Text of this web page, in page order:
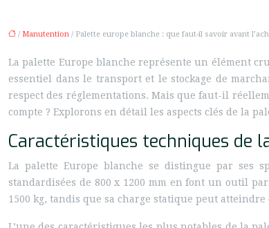
/ Manutention / Palette europe blanche : que faut-il savoir avant
La palette Europe blanche représente un élément
essentiel dans le transport et le stockage de
respect des réglementations. Mais que faut-il
compte ? Explorons en détail les aspects clés de la
Caractéristiques techniques de
La palette Europe blanche se distingue par ses
standardisées de 800 x 1200 mm en font un outil
1500 kg, tandis que sa charge statique peut